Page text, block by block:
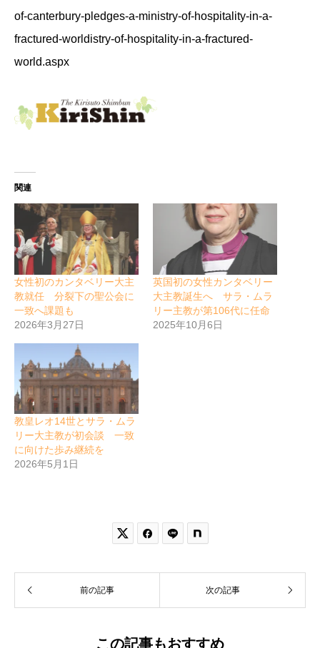
of-canterbury-pledges-a-ministry-of-hospitality-in-a-
fractured-worldistry-of-hospitality-in-a-fractured-
world.aspx
関連
女性初のカンタベリー大主
教就任 分裂下の聖公会に
一致へ課題も
2026年3月27日
英国初の女性カンタベリー
大主教誕生へ サラ・ムラ
リー主教が第106代に任命
2025年10月6日
教皇レオ14世とサラ・ムラ
リー大主教が初会談 一致
に向けた歩み継続を
2026年5月1日
 
前の記事 次の記事
この記事もおすすめ